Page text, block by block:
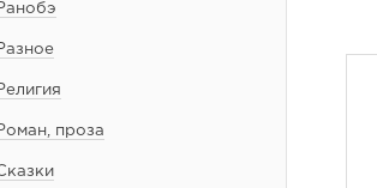
проза